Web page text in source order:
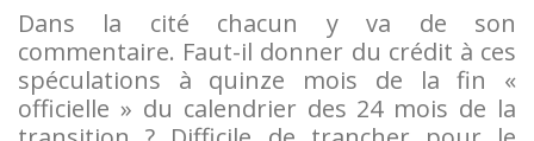
Dans la cité chacun y va de son
commentaire. Faut-il donner du crédit à ces
spéculations à quinze mois de la fin «
officielle » du calendrier des 24 mois de la